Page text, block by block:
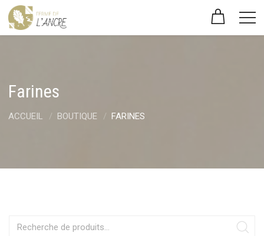
Farines
ACCUEIL BOUTIQUE FARINES